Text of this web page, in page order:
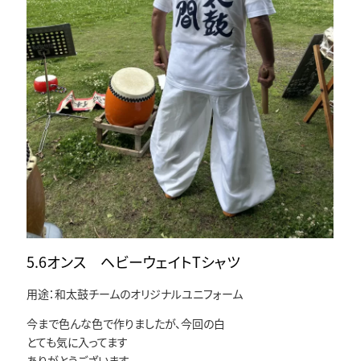
5.6オンス ヘビーウェイトTシャツ
用途：和太鼓チームのオリジナルユニフォーム
今まで色んな色で作りましたが、今回の白
とても気に入ってます